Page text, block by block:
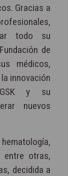
Gracias a
todo su
de
médicos,
innovación
GSK y su
nuevos
entre otras,
decidida a